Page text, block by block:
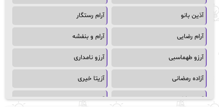
آذین بانو آرام رستگار
آرام رضایی آرام و بنفشه
آرزو طهماسبی آرزو نامداری
آزاده رمضانی آزیتا خیری
آسمان64 آسمان۶۵